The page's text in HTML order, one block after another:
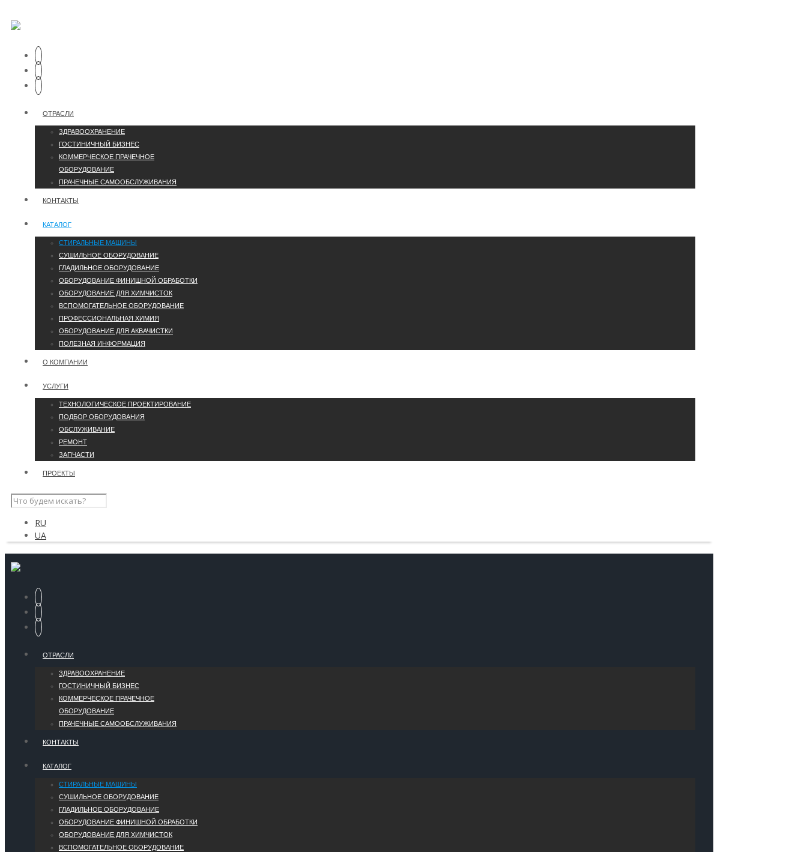
ОТРАСЛИ
ЗДРАВООХРАНЕНИЕ
ГОСТИНИЧНЫЙ БИЗНЕС
КОММЕРЧЕСКОЕ ПРАЧЕЧНОЕ
ОБОРУДОВАНИЕ
ПРАЧЕЧНЫЕ САМООБСЛУЖИВАНИЯ
КОНТАКТЫ
КАТАЛОГ
СТИРАЛЬНЫЕ МАШИНЫ
СУШИЛЬНОЕ ОБОРУДОВАНИЕ
ГЛАДИЛЬНОЕ ОБОРУДОВАНИЕ
ОБОРУДОВАНИЕ ФИНИШНОЙ ОБРАБОТКИ
ОБОРУДОВАНИЕ ДЛЯ ХИМЧИСТОК
ВСПОМОГАТЕЛЬНОЕ ОБОРУДОВАНИЕ
ПРОФЕССИОНАЛЬНАЯ ХИМИЯ
ОБОРУДОВАНИЕ ДЛЯ АКВАЧИСТКИ
ПОЛЕЗНАЯ ИНФОРМАЦИЯ
О КОМПАНИИ
УCЛУГИ
ТЕХНОЛОГИЧЕСКОЕ ПРОЕКТИРОВАНИЕ
ПОДБОР ОБОРУДОВАНИЯ
ОБСЛУЖИВАНИЕ
РЕМОНТ
ЗАПЧАСТИ
ПРОЕКТЫ
RU
UA
ОТРАСЛИ
ЗДРАВООХРАНЕНИЕ
ГОСТИНИЧНЫЙ БИЗНЕС
КОММЕРЧЕСКОЕ ПРАЧЕЧНОЕ
ОБОРУДОВАНИЕ
ПРАЧЕЧНЫЕ САМООБСЛУЖИВАНИЯ
КОНТАКТЫ
КАТАЛОГ
СТИРАЛЬНЫЕ МАШИНЫ
СУШИЛЬНОЕ ОБОРУДОВАНИЕ
ГЛАДИЛЬНОЕ ОБОРУДОВАНИЕ
ОБОРУДОВАНИЕ ФИНИШНОЙ ОБРАБОТКИ
ОБОРУДОВАНИЕ ДЛЯ ХИМЧИСТОК
ВСПОМОГАТЕЛЬНОЕ ОБОРУДОВАНИЕ